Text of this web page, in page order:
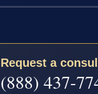
Request a
(888) 437-